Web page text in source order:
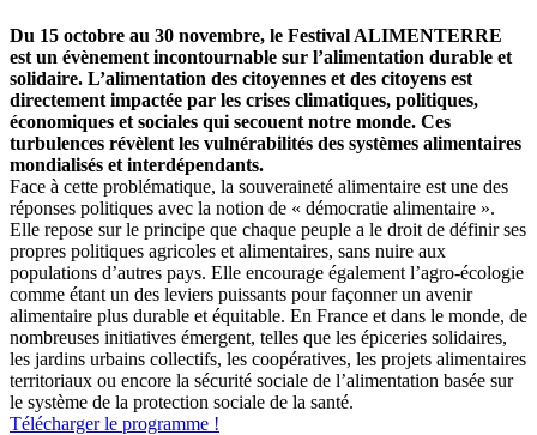
Du 15 octobre au 30 novembre, le Festival ALIMENTERRE
est un évènement incontournable sur l’alimentation durable et
solidaire. L’alimentation des citoyennes et des citoyens est
directement impactée par les crises climatiques, politiques,
économiques et sociales qui secouent notre monde. Ces
turbulences révèlent les vulnérabilités des systèmes alimentaires
mondialisés et interdépendants.
Face à cette problématique, la souveraineté alimentaire est une des
réponses politiques avec la notion de « démocratie alimentaire ».
Elle repose sur le principe que chaque peuple a le droit de définir ses
propres politiques agricoles et alimentaires, sans nuire aux
populations d’autres pays. Elle encourage également l’agro-écologie
comme étant un des leviers puissants pour façonner un avenir
alimentaire plus durable et équitable. En France et dans le monde, de
nombreuses initiatives émergent, telles que les épiceries solidaires,
les jardins urbains collectifs, les coopératives, les projets alimentaires
territoriaux ou encore la sécurité sociale de l’alimentation basée sur
le système de la protection sociale de la santé.
Télécharger le programme !